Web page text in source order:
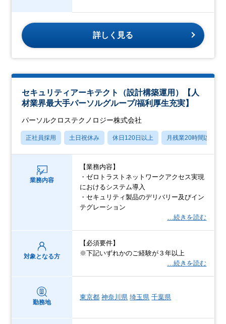
詳しく見る
セキュリティアーキテクト（設計構築運用）【人
材業界最大手パーソルグループ/福利厚生充実】
パーソルクロステクノロジー株式会社
正社員採用 土日祝休み 休日120日以上 月残業20時間以内
業務内容
【業務内容】
・ゼロトラストネットワークアクセス実現
におけるシステム導入
・セキュリティ製品のデリバリー及びイン
テグレーション
…続きを読む
対象となる方
【必須要件】
※下記いずれかのご経験が３年以上
…続きを読む
勤務地
東京都 神奈川県 埼玉県 千葉県